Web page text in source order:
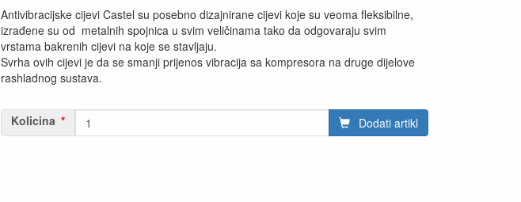
Antivibracijske cijevi Castel su posebno dizajnirane cijevi koje su veoma fleksibilne,
izrađene su od metalnih spojnica u svim veličinama tako da odgovaraju svim
vrstama bakrenih cijevi na koje se stavljaju.
Svrha ovih cijevi je da se smanji prijenos vibracija sa kompresora na druge dijelove
rashladnog sustava.
Kolicina Dodati artikl